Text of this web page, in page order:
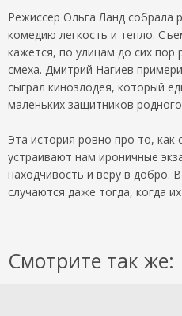
Режиссер Ольга Ланд собрала
комедию легкость и тепло.
кажется, по улицам до сих пор
смеха. Дмитрий Нагиев
сыграл кинозлодея, который
маленьких защитников
Эта история ровно про то, как
устраивают нам ироничные
находчивость и веру в добро.
случаются даже тогда, когда
Смотрите так же: